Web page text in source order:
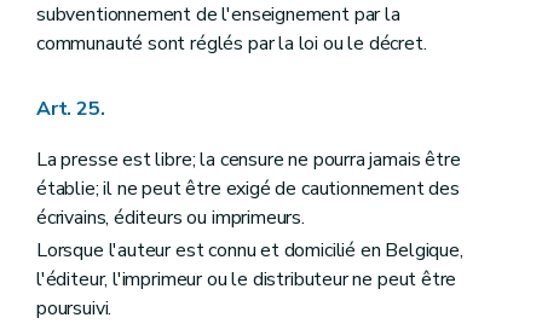
subventionnement de l'enseignement par la
communauté sont réglés par la loi ou le décret.
Art. 25.
La presse est libre; la censure ne pourra jamais être
établie; il ne peut être exigé de cautionnement des
écrivains, éditeurs ou imprimeurs.
Lorsque l'auteur est connu et domicilié en Belgique,
l'éditeur, l'imprimeur ou le distributeur ne peut être
poursuivi.